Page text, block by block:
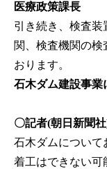
医療政策課長
引き続き、検査
関、検査機関の検
おります。
石木ダム建設事業
〇記者(朝日新聞
石木ダムについて
着工はできない可